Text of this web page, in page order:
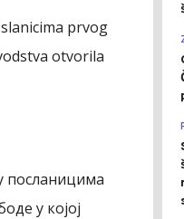
prvog
otvorila
посланицима
у којој